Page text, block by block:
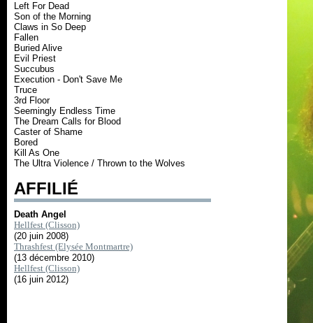
Left For Dead
Son of the Morning
Claws in So Deep
Fallen
Buried Alive
Evil Priest
Succubus
Execution - Don't Save Me
Truce
3rd Floor
Seemingly Endless Time
The Dream Calls for Blood
Caster of Shame
Bored
Kill As One
The Ultra Violence / Thrown to the Wolves
AFFILIÉ
Death Angel
Hellfest (Clisson)
(20 juin 2008)
Thrashfest (Elysée Montmartre)
(13 décembre 2010)
Hellfest (Clisson)
(16 juin 2012)